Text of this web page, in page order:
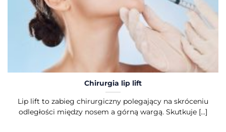
Chirurgia lip lift
Lip lift to zabieg chirurgiczny polegający na skróceniu
odległości między nosem a górną wargą. Skutkuje [...]